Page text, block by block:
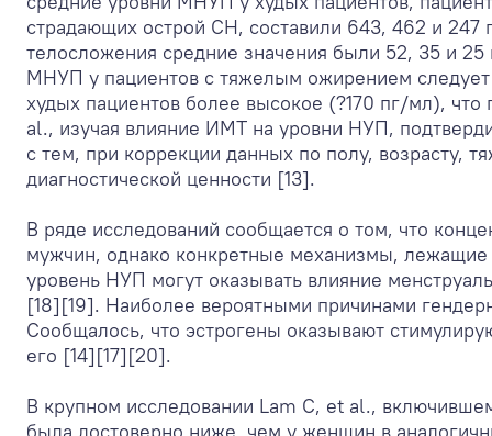
страдающих острой СН, составили 643, 462 и 247
телосложения средние значения были 52, 35 и 25
МНУП у пациентов с тяжелым ожирением
худых пациентов более высокое (?170 пг/мл),
al., изучая влияние ИМТ на уровни НУП,
с тем, при коррекции данных по полу, возрасту,
диагностической ценности [13].
В ряде исследований сообщается о том, что
мужчин, однако конкретные механизмы,
уровень НУП могут оказывать влияние
[18][19]. Наиболее вероятными причинами
Сообщалось, что эстрогены оказывают
его [14][17][20].
В крупном исследовании Lam C, et al.,